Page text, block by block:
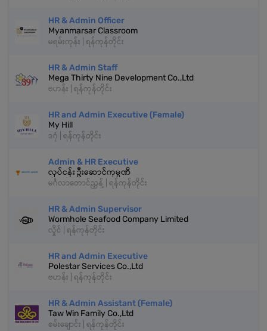
HR & Admin Officer
Myanmarsar Classroom
မရမ်းကုန်း | ရန်ကုန်တိုင်း
HR & Admin Staff
Mega Thirty Nine Development Co.,Ltd
ဗဟန်း | ရန်ကုန်တိုင်း
HR and Admin Executive (Female)
My Hill
ဒဂုံ | ရန်ကုန်တိုင်း
Admin & HR Executive
လုပ်ငန်း ဦးဆောင်ကုမ္ပဏီ
မင်္ဂလာတောင်ညွှန့် | ရန်ကုန်တိုင်း
HR & Admin Supervisor
Wormhole Seafood Company Limited
လှိုင် | ရန်ကုန်တိုင်း
HR and Admin Executive
Polestar Services Co.,Ltd
ဗဟန်း | ရန်ကုန်တိုင်း
HR & Admin Assistant (Female)
Taw Win Family Co.,Ltd
စမ်းချောင်း | ရန်ကုန်တိုင်း